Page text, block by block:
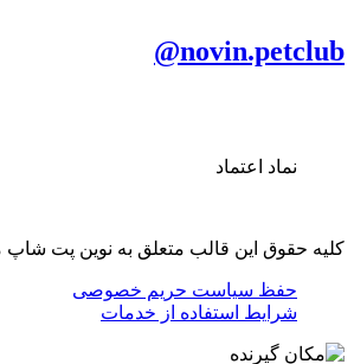
novin.petclub@
نماد اعتماد
کلیه حقوق این قالب متعلق به نوین پت شاپ
حفظ سیاست حریم خصوصی
شرایط استفاده از خدمات